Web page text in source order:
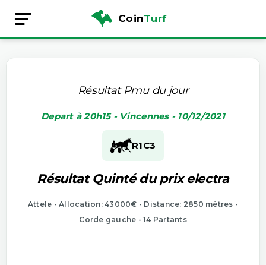
CoinTurf
Résultat Pmu du jour
Depart à 20h15 - Vincennes - 10/12/2021
R1C3
Résultat Quinté du prix electra
Attele - Allocation: 43000€ - Distance: 2850 mètres -
Corde gauche - 14 Partants